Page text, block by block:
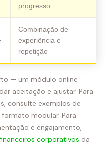
progresso
Combinação de
experiência e
repetição
— um módulo online
aceitação e ajustar. Para
consulte exemplos de
modular. Para
e engajamento,
corporativos da